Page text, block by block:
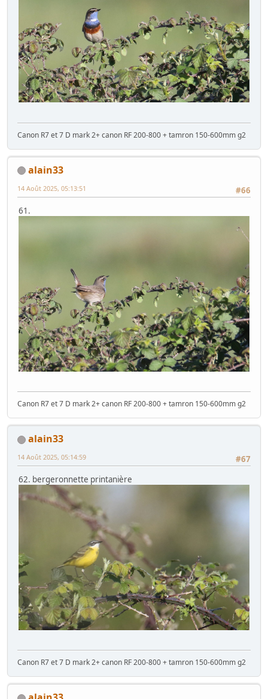
Canon R7 et 7 D mark 2+ canon RF 200-800 + tamron 150-600mm g2
alain33
#66
14 Août 2025, 05:13:51
61.
Canon R7 et 7 D mark 2+ canon RF 200-800 + tamron 150-600mm g2
alain33
#67
14 Août 2025, 05:14:59
62. bergeronnette printanière
Canon R7 et 7 D mark 2+ canon RF 200-800 + tamron 150-600mm g2